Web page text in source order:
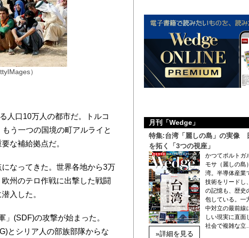
）
人口10万人の都市だ。トルコ
う一つの国境の町アルライと
な補給拠点だ。
なってきた。世界各地から3万
州のテロ作戦に出撃した戦闘
入した。
(SDF)の攻撃が始まった。
とシリア人の部族部隊からな
月刊「Wedge」
特集:台湾「麗しの島」の実像
を拓く「3つの視座」
»詳細を見る
かつてポルトガ
モサ（麗しの島
湾。半導体産業
技術をリードし
の記憶も、歴史
包している。一
中対立の最前線
しい現実に直面
社会で複雑な立